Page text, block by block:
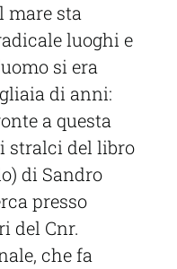
mare sta
luoghi e
si era
di anni:
a questa
stralci del libro
di Sandro
presso
del Cnr.
che fa